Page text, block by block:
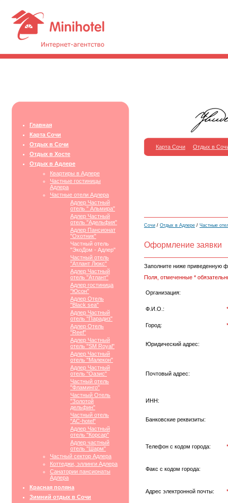
Главная
Карта Сочи
Отдых в Сочи
Отдых в Хосте
Отдых в Адлере
Квартиры в Адлере
Частные гостиницы
Адлера
Частные отели Адлера
Адлер Частный
отель " Альмира"
Адлер Частный
отель "Адельфия"
Адлер Пансионат
"Охотник"
Частный отель
"ЭкоДом - Адлер"
Частный отель
"Атлант Люкс"
Адлер Частный
отель "Атлант"
Адлер гостиница
"Юсон"
Адлер Отель
"Black sea"
Адлер Частный
отель "Парадиз"
Адлер Отель
"Reef"
Адлер Частный
отель "SM Royal"
Адлер Частный
отель "Малекон"
Адлер Частный
отель "Оазис"
Частный отель
"Фламинго"
Частный Отель
"Золотой
дельфин"
Частный отель
"АС-hotel"
Адлер Частный
отель "Корсар"
Адлер частный
отель "Шарм"
Частный сектор Адлера
Коттеджи, эллинги Адлера
Санатории пансионаты
Адлера
Красная поляна
Зимний отдых в Сочи
Карта Сочи Отдых в
Сочи / Отдых в Адлере / Частные
Оформление заявки
Заполните ниже приведенную
Поля, отмеченные *
Организация:
Ф.И.О.: *
Город: *
Юридический адрес:
Почтовый адрес:
ИНН:
Банковские реквизиты:
Телефон с кодом города: *
Факс с кодом города:
Адрес электронной почты: *